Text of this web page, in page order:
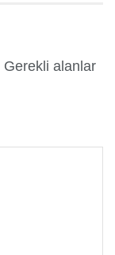
Gerekli alanlar